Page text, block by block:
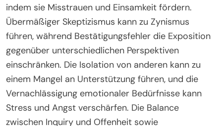
indem sie Misstrauen und Einsamkeit fördern.
Übermäßiger Skeptizismus kann zu Zynismus
führen, während Bestätigungsfehler die Exposition
gegenüber unterschiedlichen Perspektiven
einschränken. Die Isolation von anderen kann zu
einem Mangel an Unterstützung führen, und die
Vernachlässigung emotionaler Bedürfnisse kann
Stress und Angst verschärfen. Die Balance
zwischen Inquiry und Offenheit sowie